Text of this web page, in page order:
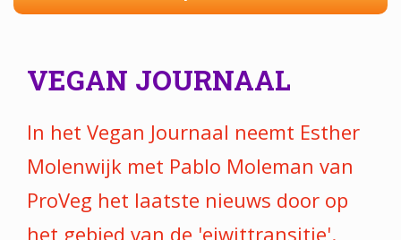
VEGAN JOURNAAL
In het Vegan Journaal neemt Esther
Molenwijk met Pablo Moleman van
ProVeg het laatste nieuws door op
het gebied van de 'eiwittransitie'.